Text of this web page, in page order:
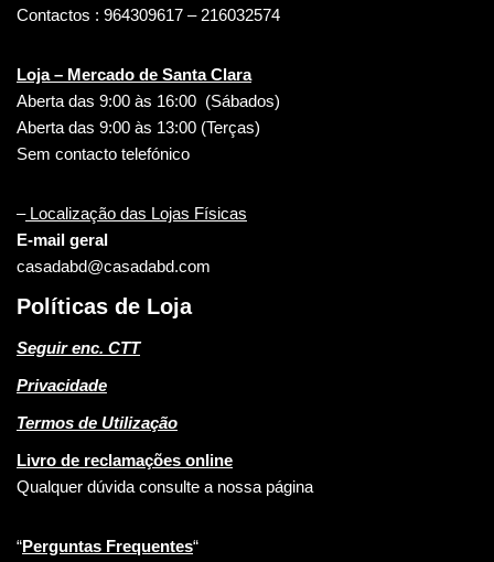
Contactos : 964309617 – 216032574
Loja – Mercado de Santa Clara
Aberta das 9:00 às 16:00 (Sábados)
Aberta das 9:00 às 13:00 (Terças)
Sem contacto telefónico
–Localização das Lojas Físicas
E-mail geral
casadabd@casadabd.com
Políticas de Loja
Seguir enc. CTT
Privacidade
Termos de Utilização
Livro de reclamações online
Qualquer dúvida consulte a nossa página
“Perguntas Frequentes“